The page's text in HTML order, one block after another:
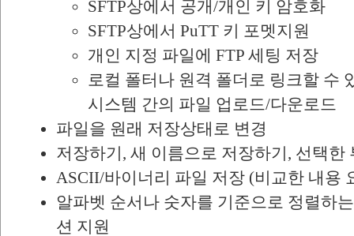
SFTP상에서 공개/개인 키 암호화
SFTP상에서 PuTT 키 포멧지원
개인 지정 파일에 FTP 세팅 저장
로컬 폴터나 원격 폴더로 링크할 수
시스템 간의 파일 업로드/다운로드
파일을 원래 저장상태로 변경
저장하기, 새 이름으로 저장하기, 선택한
ASCII/바이너리 파일 저장 (비교한 내용
알파벳 순서나 숫자를 기준으로 정렬하
션 지원